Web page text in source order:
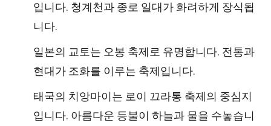
입니다. 청계천과 종로 일대가 화려하게 장식됩
니다.
일본의 교토는 오봉 축제로 유명합니다. 전통과
현대가 조화를 이루는 축제입니다.
태국의 치앙마이는 로이 끄라통 축제의 중심지
입니다. 아름다운 등불이 하늘과 물을 수놓습니